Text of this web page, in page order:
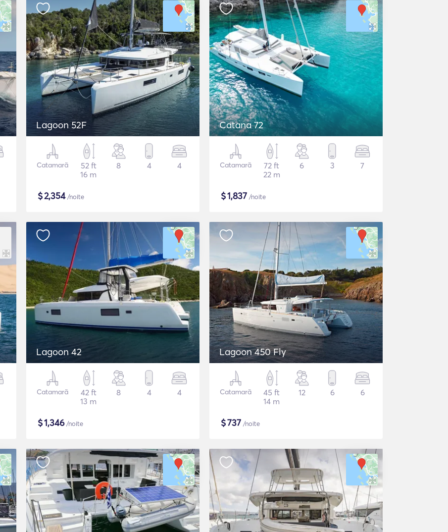
Lagoon 52F
Catamarã
52 ft
16 m
8 4 4
$2,354/noite
Catana 72
Catamarã
72 ft
22 m
6 3 7
$1,837 /noite
Lagoon 42
Catamarã
42 ft
13 m
8 4 4
$1,346/noite
Lagoon 450 Fly
Catamarã
45 ft
14 m
12 6 6
$737 /noite